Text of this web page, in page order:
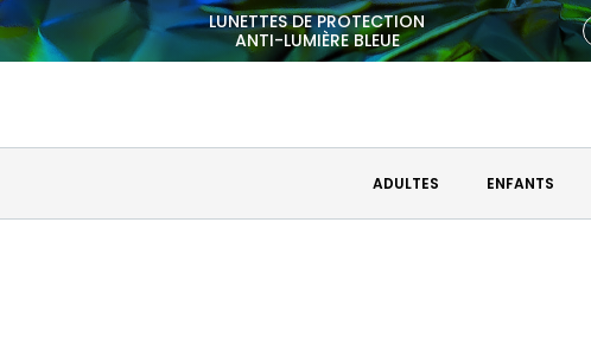
LUNETTES DE PROTECTION
ANTI-LUMIÈRE BLEUE
ADULTES ENFANTS